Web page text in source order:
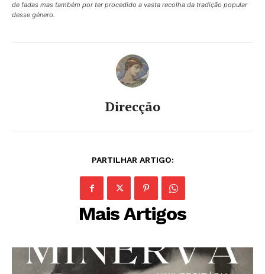
de fadas mas também por ter procedido a vasta recolha da tradição popular
desse género.
Direcção
PARTILHAR ARTIGO:
Mais Artigos